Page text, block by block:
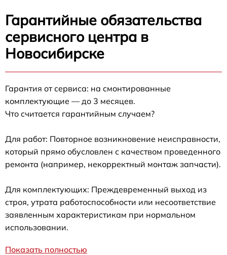
Гарантийные обязательства
сервисного центра в
Новосибирске
Гарантия от сервиса: на смонтированные
комплектующие — до 3 месяцев.
Что считается гарантийным случаем?
Для работ: Повторное возникновение неисправности,
который прямо обусловлен с качеством проведенного
ремонта (например, некорректный монтаж запчасти).
Для комплектующих: Преждевременный выход из
строя, утрата работоспособности или несоответствие
заявленным характеристикам при нормальном
использовании.
Показать полностью